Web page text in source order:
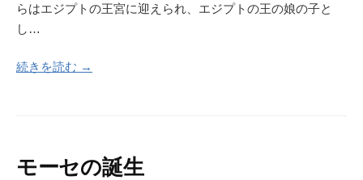
らはエジプトの王宮に迎えられ、エジプトの王の娘の子と
し…
続きを読む →
モーセの誕生